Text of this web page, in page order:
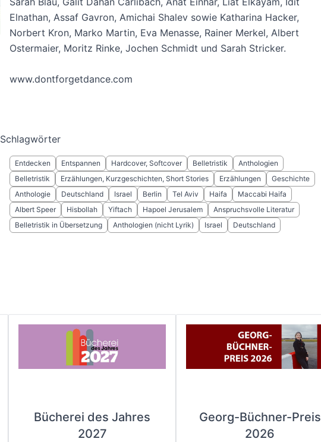
Elnathan, Assaf Gavron, Amichai Shalev sowie Katharina Hacker,
Norbert Kron, Marko Martin, Eva Menasse, Rainer Merkel, Albert
Ostermaier, Moritz Rinke, Jochen Schmidt und Sarah Stricker.
www.dontforgetdance.com
Schlagwörter
Entdecken Entspannen Hardcover, Softcover Belletristik
Anthologien
Belletristik
Erzählungen, Kurzgeschichten, Short Stories Erzählungen
Geschichte
Anthologie
Deutschland Israel Berlin Tel Aviv Haifa
Maccabi Haifa
Albert Speer
Hisbollah Yiftach Hapoel Jerusalem
Anspruchsvolle Literatur
Belletristik in Übersetzung
Anthologien (nicht Lyrik) Israel Deutschland
Bücherei des Jahres
2027
Georg-Büchner-Preis
2026